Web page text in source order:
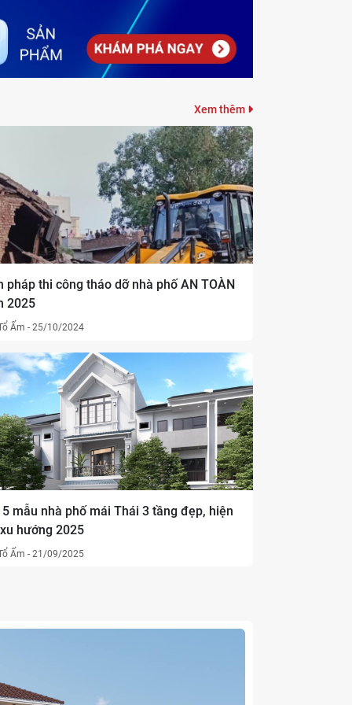
TOP 10+ mẫu cải tạo mặt tiền
nhà phố đẹp & Chi phí từ 1tr-
5tr/m2
Kinh nghiệm cải tạo nhà phố 2
tầng: Phương án tối ưu chi phí
08/08/2023 0 1057
8 Bí quyết thiết kế và cải tạo
giúp lấy sáng tự nhiên hiệu quả
15/07/2022 0 352
hoàn thiện nhà phố chuẩn hiện
nay
24/12/2023 4010
Xem thêm
pháp thi công tháo dỡ nhà phố AN TOÀN
2025
Ấm - 25/10/2024
5 mẫu nhà phố mái Thái 3 tầng đẹp, hiện
hướng 2025
Ấm - 21/09/2025